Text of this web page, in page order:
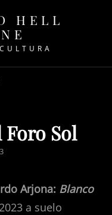
HELL
Sol
Arjona: Blanco
a suelo